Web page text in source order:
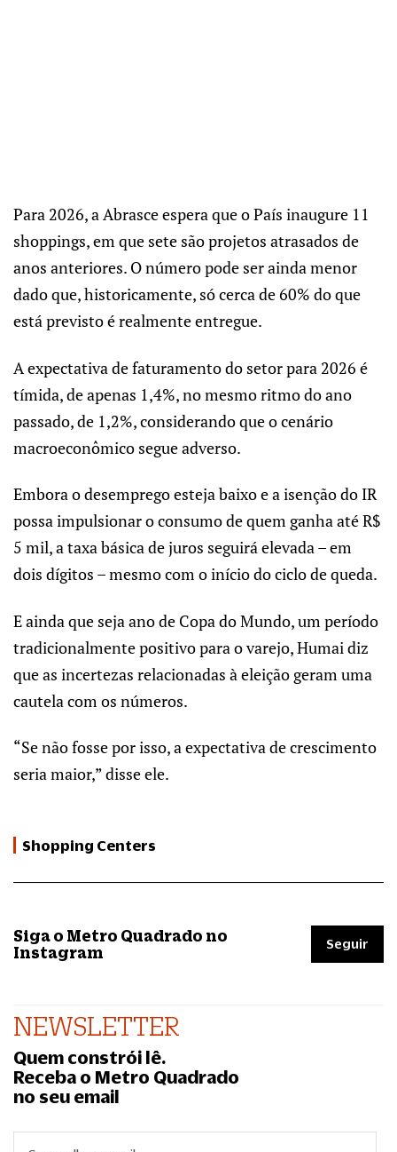
Para 2026, a Abrasce espera que o País inaugure 11
shoppings, em que sete são projetos atrasados de
anos anteriores. O número pode ser ainda menor
dado que, historicamente, só cerca de 60% do que
está previsto é realmente entregue.
A expectativa de faturamento do setor para 2026 é
tímida, de apenas 1,4%, no mesmo ritmo do ano
passado, de 1,2%, considerando que o cenário
macroeconômico segue adverso.
Embora o desemprego esteja baixo e a isenção do IR
possa impulsionar o consumo de quem ganha até R$
5 mil, a taxa básica de juros seguirá elevada – em
dois dígitos – mesmo com o início do ciclo de queda.
E ainda que seja ano de Copa do Mundo, um período
tradicionalmente positivo para o varejo, Humai diz
que as incertezas relacionadas à eleição geram uma
cautela com os números.
“Se não fosse por isso, a expectativa de crescimento
seria maior,” disse ele.
Shopping Centers
Siga o Metro Quadrado no
Instagram
Seguir
NEWSLETTER
Quem constrói lê.
Receba o Metro Quadrado
no seu email